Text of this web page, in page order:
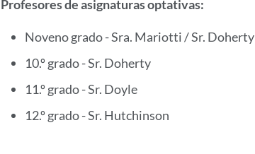
Profesores de asignaturas optativas:
Noveno grado - Sra. Mariotti / Sr. Doherty
10.º grado - Sr. Doherty
11.º grado - Sr. Doyle
12.º grado - Sr. Hutchinson